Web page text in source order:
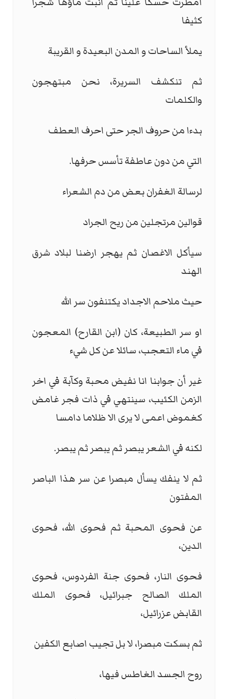
كثيفا
يملأ الساحات و المدن البعيدة و القريبة
ثم تنكشف السريرة، نحن مبتهجون
والكلمات
بدءا من حروف الجر حتى احرف العطف
التي من دون عاطفة تأسس حرفها.
لرسالة الغفران بعض من دم الشعراء
قوالين مرتجلين من ريح الجراد
سيأكل الاغصان ثم يهجر ارضنا لبلاد شرق
الهند
حيث ملاحم الاجداد يكتنفون سر الله
او سر الطبيعة، كان (ابن القارح) المعجون
في ماء التعجب، سائلا عن كل شيء
غير أن جوابنا انا نفيض محبة وكآبة في اخر
الزمن الكئيب، سينتهي في ذات فجر غامض
كغموض اعمى لا يرى الا ظلاما دامسا
لكنه في الشعر يبصر ثم يبصر ثم يبصر.
ثم لا ينفك يسأل مبصرا عن سر هذا الباصر
المفتون
عن فحوى المحبة ثم فحوى الله، فحوى
الدين،
فحوى النار، فحوى جنة الفردوس، فحوى
الملك الصالح جبرائيل، فحوى الملك
القابض عزرائيل،
ثم بسكت مبصرا، لا بل تجيب اصابع الكفين
روح الجسد الغاطس فيها،